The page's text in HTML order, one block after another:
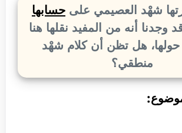
شهْد العصيمي على حسابها
وجدنا أنه من المفيد نقلها هنا
حولها، هل تظن أن كلام شهْد
منطقي؟